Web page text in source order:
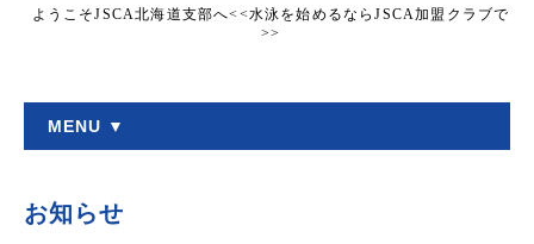
ようこそJSCA北海道支部へ<<水泳を始めるならJSCA加盟クラブで
>>
MENU ▼
お知らせ